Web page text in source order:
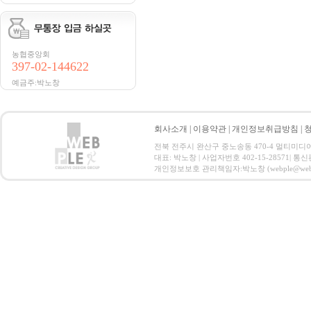
농협중앙회
397-02-144622
예금주:박노창
회사소개 이용약관 개인정보취급방침
전북 전주시 완산구 중노송동 470-4 멀티미디
대표: 박노창 | 사업자번호 402-15-28571| 통
개인정보보호 관리책임자:박노창